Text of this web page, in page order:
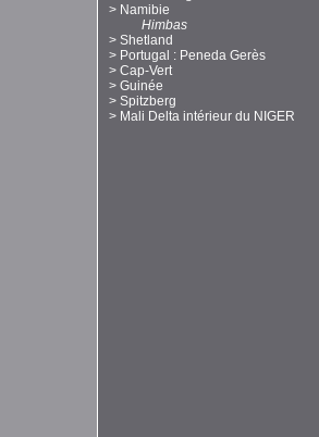
> Namibie
Himbas
> Shetland
> Portugal : Peneda Gerès
> Cap-Vert
> Guinée
> Spitzberg
> Mali Delta intérieur du NIGER